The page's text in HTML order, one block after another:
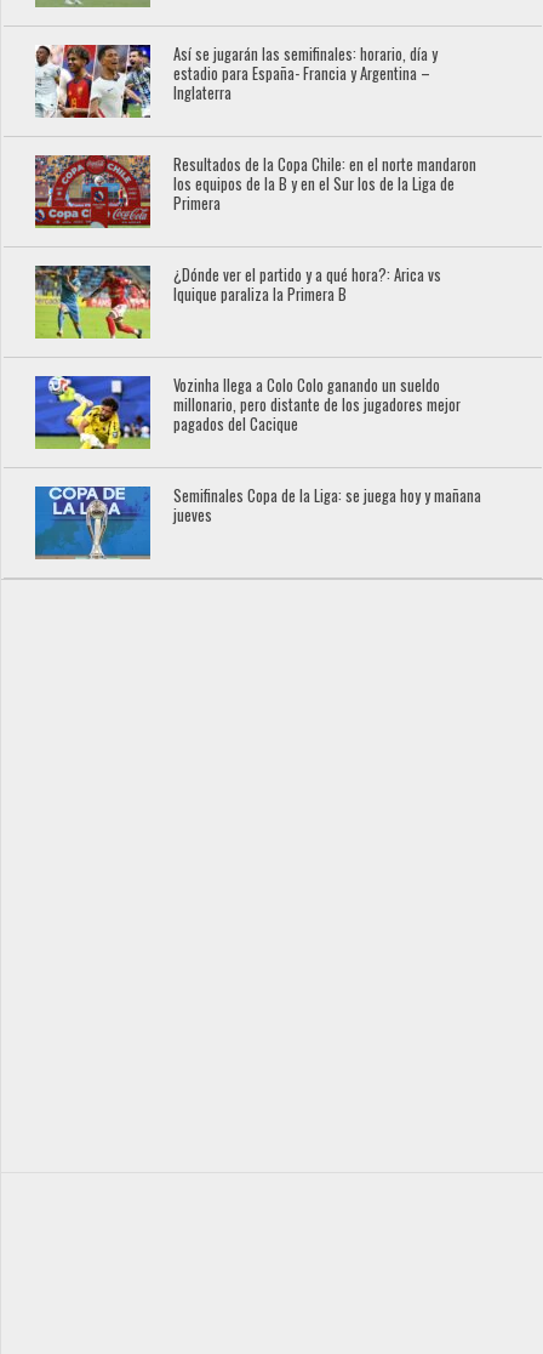
Así se jugarán las semifinales: horario, día y
estadio para España- Francia y Argentina –
Inglaterra
Resultados de la Copa Chile: en el norte mandaron
los equipos de la B y en el Sur los de la Liga de
Primera
¿Dónde ver el partido y a qué hora?: Arica vs
Iquique paraliza la Primera B
Vozinha llega a Colo Colo ganando un sueldo
millonario, pero distante de los jugadores mejor
pagados del Cacique
Semifinales Copa de la Liga: se juega hoy y mañana
jueves